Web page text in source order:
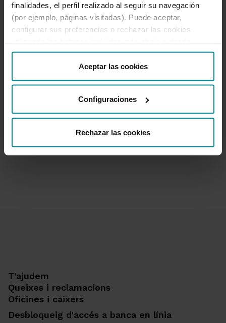
finalidades, el perfil realizado al seguir su navegación
(por ejemplo, páginas visitadas). Puede aceptar,
configurar sus preferencias o rechazar las cookies
“Detalles”. También puede obtener más información, así
como cambiar el consentimiento en cualquier momento
desde nuestraPolítica de Cookies.
Aceptar las cookies
Configuraciones
Rechazar las cookies
Consulta desaldos i moviments
prepagament
Canvi dePIN
T'ajudem
Queixes i reclamacions
Oficines i caixers
Desbloqueig d'accés a banca en línia